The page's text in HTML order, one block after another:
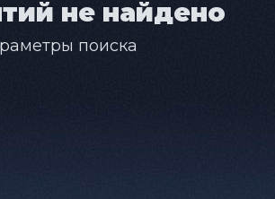
не найдено
поиска